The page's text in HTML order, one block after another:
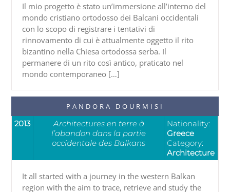
Il mio progetto è stato un’immersione all’interno del
mondo cristiano ortodosso dei Balcani occidentali
con lo scopo di registrare i tentativi di
rinnovamento di cui è attualmente oggetto il rito
bizantino nella Chiesa ortodossa serba. Il
permanere di un rito così antico, praticato nel
mondo contemporaneo […]
PANDORA DOURMISI
2013
Architectures en terre à
l’abandon dans la partie
occidentale des Balkans
Nationality:
Greece
Category:
Architecture
It all started with a journey in the western Balkan
region with the aim to trace, retrieve and study the